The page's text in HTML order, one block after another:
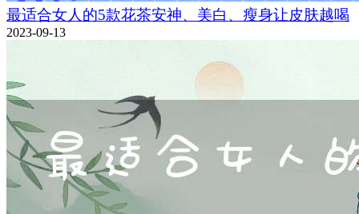
最适合女人的5款花茶安神、美白、瘦身让皮肤越喝
2023-09-13